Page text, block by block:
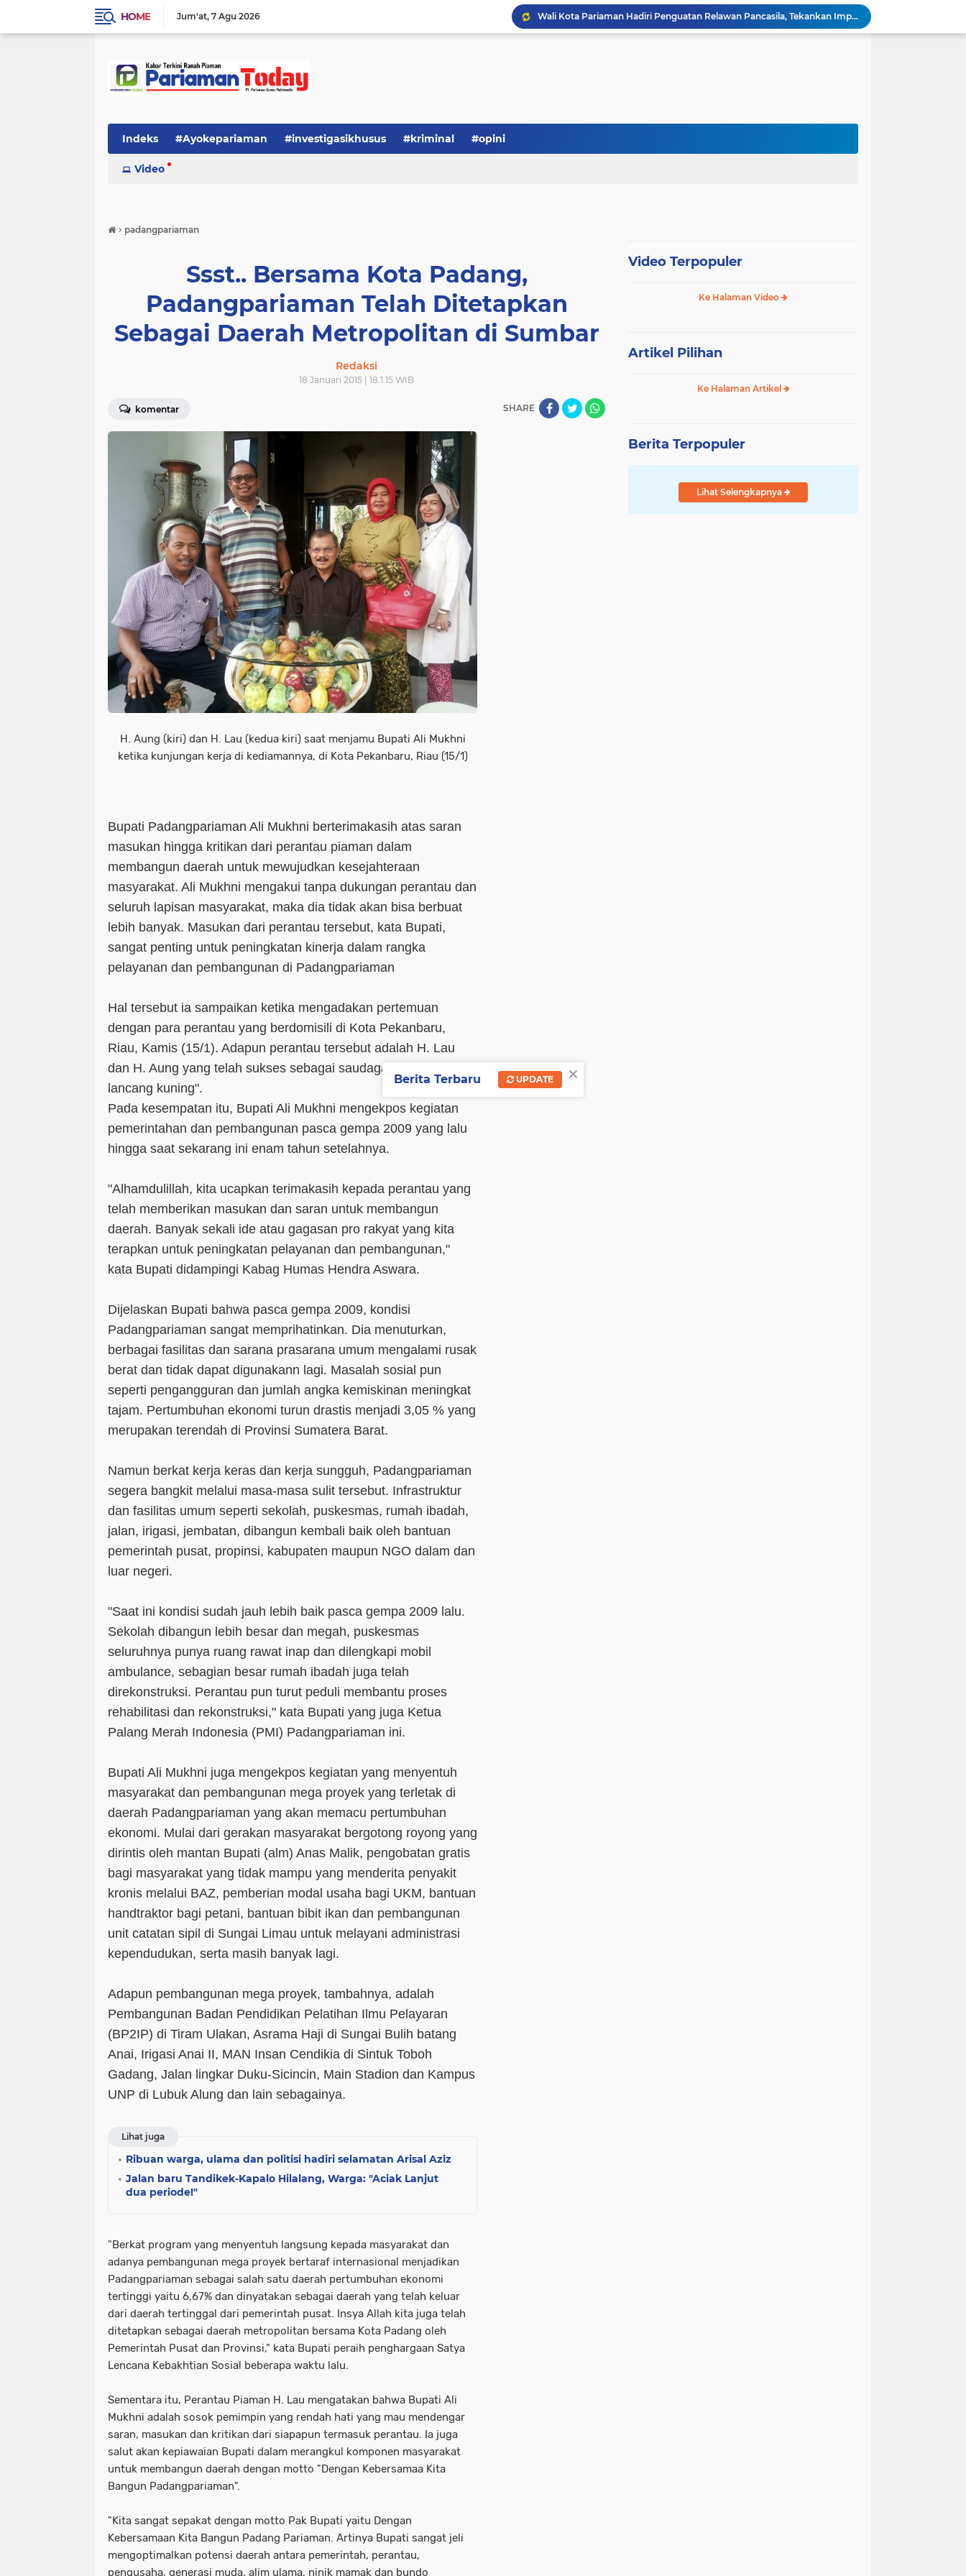
HOME Jum'at 7 Agu 2026
Wali Kota Pariaman Hadiri Penguatan Relawan Pancasila, Tekankan Implementasi Nilai Pancasila dalam Pelayanan Publik
Wali Kota Pariaman Bagikan Bibit Ikan Koi kepada Siswa SD untuk Edukasi Perikanan
Pengurus PWI Pariaman 2026–2029 Dilantik, Pemkot Tekankan Sinergi dan Profesionalisme Pers
Indeks #Ayokepariaman #investigasikhusus #kriminal #opini
Video
› padangpariaman
Ssst.. Bersama Kota Padang,
Padangpariaman Telah Ditetapkan
Sebagai Daerah Metropolitan di Sumbar
Redaksi
18 Januari 2015 | 18.1.15 WIB
komentar SHARE
H. Aung (kiri) dan H. Lau (kedua kiri) saat menjamu Bupati Ali Mukhni
ketika kunjungan kerja di kediamannya, di Kota Pekanbaru, Riau (15/1)
Bupati Padangpariaman Ali Mukhni berterimakasih atas saran
masukan hingga kritikan dari perantau piaman dalam
membangun daerah untuk mewujudkan kesejahteraan
masyarakat. Ali Mukhni mengakui tanpa dukungan perantau dan
seluruh lapisan masyarakat, maka dia tidak akan bisa berbuat
lebih banyak. Masukan dari perantau tersebut, kata Bupati,
sangat penting untuk peningkatan kinerja dalam rangka
pelayanan dan pembangunan di Padangpariaman
Hal tersebut ia sampaikan ketika mengadakan pertemuan
dengan para perantau yang berdomisili di Kota Pekanbaru,
Riau, Kamis (15/1). Adapun perantau tersebut adalah H. Lau
dan H. Aung yang telah sukses sebagai saudagar emas di "bumi
lancang kuning".
Pada kesempatan itu, Bupati Ali Mukhni mengekpos kegiatan
pemerintahan dan pembangunan pasca gempa 2009 yang lalu
hingga saat sekarang ini enam tahun setelahnya.
"Alhamdulillah, kita ucapkan terimakasih kepada perantau yang
telah memberikan masukan dan saran untuk membangun
daerah. Banyak sekali ide atau gagasan pro rakyat yang kita
terapkan untuk peningkatan pelayanan dan pembangunan,"
kata Bupati didampingi Kabag Humas Hendra Aswara.
Dijelaskan Bupati bahwa pasca gempa 2009, kondisi
Padangpariaman sangat memprihatinkan. Dia menuturkan,
berbagai fasilitas dan sarana prasarana umum mengalami rusak
berat dan tidak dapat digunakann lagi. Masalah sosial pun
seperti pengangguran dan jumlah angka kemiskinan meningkat
tajam. Pertumbuhan ekonomi turun drastis menjadi 3,05 % yang
merupakan terendah di Provinsi Sumatera Barat.
Namun berkat kerja keras dan kerja sungguh, Padangpariaman
segera bangkit melalui masa-masa sulit tersebut. Infrastruktur
dan fasilitas umum seperti sekolah, puskesmas, rumah ibadah,
jalan, irigasi, jembatan, dibangun kembali baik oleh bantuan
pemerintah pusat, propinsi, kabupaten maupun NGO dalam dan
luar negeri.
"Saat ini kondisi sudah jauh lebih baik pasca gempa 2009 lalu.
Sekolah dibangun lebih besar dan megah, puskesmas
seluruhnya punya ruang rawat inap dan dilengkapi mobil
ambulance, sebagian besar rumah ibadah juga telah
direkonstruksi. Perantau pun turut peduli membantu proses
rehabilitasi dan rekonstruksi," kata Bupati yang juga Ketua
Palang Merah Indonesia (PMI) Padangpariaman ini.
Bupati Ali Mukhni juga mengekpos kegiatan yang menyentuh
masyarakat dan pembangunan mega proyek yang terletak di
daerah Padangpariaman yang akan memacu pertumbuhan
ekonomi. Mulai dari gerakan masyarakat bergotong royong yang
dirintis oleh mantan Bupati (alm) Anas Malik, pengobatan gratis
bagi masyarakat yang tidak mampu yang menderita penyakit
kronis melalui BAZ, pemberian modal usaha bagi UKM, bantuan
handtraktor bagi petani, bantuan bibit ikan dan pembangunan
unit catatan sipil di Sungai Limau untuk melayani administrasi
kependudukan, serta masih banyak lagi.
Adapun pembangunan mega proyek, tambahnya, adalah
Pembangunan Badan Pendidikan Pelatihan Ilmu Pelayaran
(BP2IP) di Tiram Ulakan, Asrama Haji di Sungai Bulih batang
Anai, Irigasi Anai II, MAN Insan Cendikia di Sintuk Toboh
Gadang, Jalan lingkar Duku-Sicincin, Main Stadion dan Kampus
UNP di Lubuk Alung dan lain sebagainya.
Lihat juga
Ribuan warga, ulama dan politisi hadiri selamatan Arisal Aziz
Jalan baru Tandikek-Kapalo Hilalang, Warga: "Aciak Lanjut
dua periode!"
"Berkat program yang menyentuh langsung kepada masyarakat dan
adanya pembangunan mega proyek bertaraf internasional menjadikan
Padangpariaman sebagai salah satu daerah pertumbuhan ekonomi
tertinggi yaitu 6,67% dan dinyatakan sebagai daerah yang telah keluar
dari daerah tertinggal dari pemerintah pusat. Insya Allah kita juga telah
ditetapkan sebagai daerah metropolitan bersama Kota Padang oleh
Pemerintah Pusat dan Provinsi," kata Bupati peraih penghargaan Satya
Lencana Kebakhtian Sosial beberapa waktu lalu.
Sementara itu, Perantau Piaman H. Lau mengatakan bahwa Bupati Ali
Mukhni adalah sosok pemimpin yang rendah hati yang mau mendengar
saran, masukan dan kritikan dari siapapun termasuk perantau. Ia juga
salut akan kepiawaian Bupati dalam merangkul komponen masyarakat
untuk membangun daerah dengan motto "Dengan Kebersamaa Kita
Bangun Padangpariaman".
"Kita sangat sepakat dengan motto Pak Bupati yaitu Dengan
Kebersamaan Kita Bangun Padang Pariaman. Artinya Bupati sangat jeli
mengoptimalkan potensi daerah antara pemerintah, perantau,
pengusaha, generasi muda, alim ulama, ninik mamak dan bundo
Video Terpopuler
Ke Halaman Video
Artikel Pilihan
Ke Halaman Artikel
Berita Terpopuler
Lihat Selengkapnya
×
Berita Terbaru UPDATE